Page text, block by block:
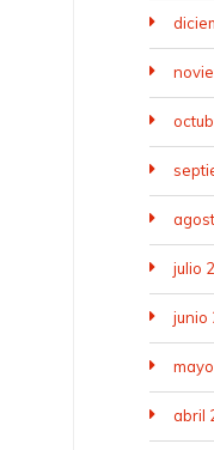
julio
junio
abril